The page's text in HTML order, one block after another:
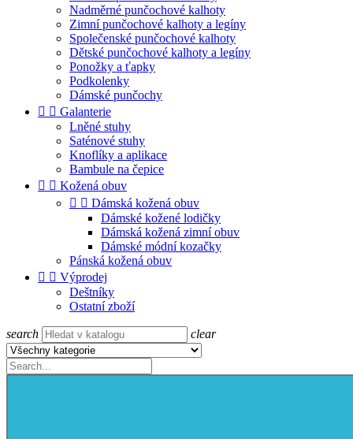
Nadměrné punčochové kalhoty
Zimní punčochové kalhoty a legíny
Společenské punčochové kalhoty
Dětské punčochové kalhoty a legíny
Ponožky a ťapky
Podkolenky
Dámské punčochy
  Galanterie
Lněné stuhy
Saténové stuhy
Knoflíky a aplikace
Bambule na čepice
  Kožená obuv
  Dámská kožená obuv
Dámské kožené lodičky
Dámská kožená zimní obuv
Dámské módní kozačky
Pánská kožená obuv
  Výprodej
Deštníky
Ostatní zboží
search clear